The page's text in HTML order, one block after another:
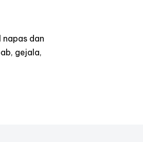
dan
gejala,